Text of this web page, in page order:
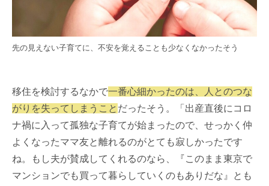
先の見えない子育てに、不安を覚えることも少なくなかったそう
移住を検討するなかで一番心細かったのは、人とのつな
がりを失ってしまうこと だったそう。「出産直後にコロ
ナ禍に入って孤独な子育てが始まったので、せっかく仲
よくなったママ友と離れるのがとても寂しかったです
ね。もし夫が賛成してくれるのなら、『このまま東京で
マンションでも買って暮らしていくのもありだな』とも